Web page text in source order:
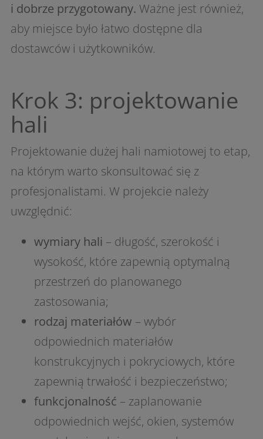
i dobrze przygotowany. Ważne jest również,
aby miejsce było łatwo dostępne dla
dostawców i użytkowników.
Krok 3: projektowanie
hali
Projektowanie dużej hali namiotowej to etap,
na którym warto skonsultować się z
profesjonalistami. W projekcie należy
uwzględnić:
wymiary hali – długość, szerokość i
wysokość, które zapewnią optymalną
przestrzeń do planowanego
zastosowania;
rodzaj materiałów – wybór
odpowiednich materiałów
konstrukcyjnych i pokryciowych, które
zapewnią trwałość i bezpieczeństwo;
funkcjonalność – zaplanowanie
odpowiednich wejść, okien, systemów